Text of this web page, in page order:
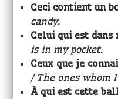
Ceci contient un
candy.
Celui qui est dans
is in my pocket.
Ceux que je
/ The ones whom
À qui est cette